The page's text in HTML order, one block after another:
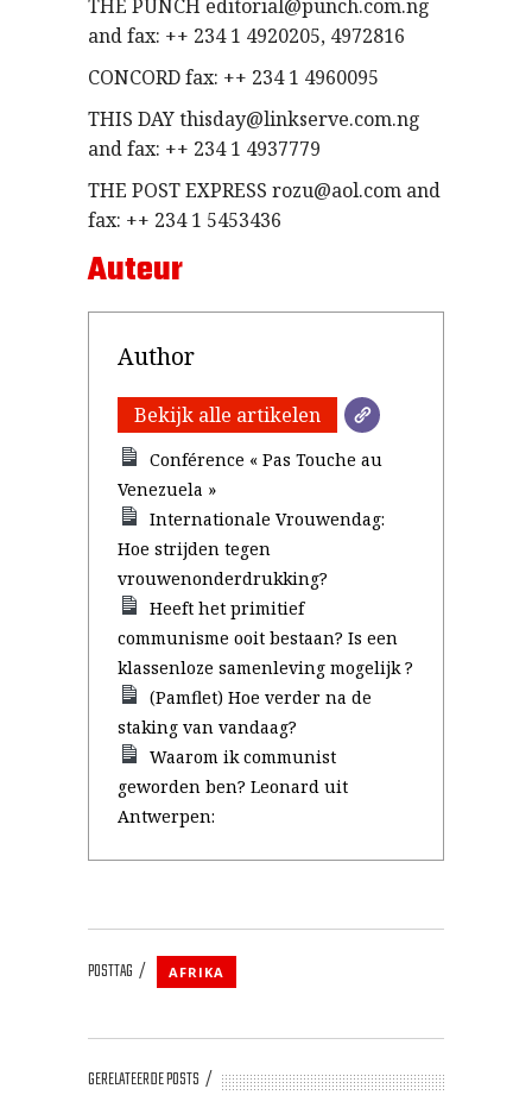
THE PUNCH editorial@punch.com.ng
and fax: ++ 234 1 4920205, 4972816
CONCORD fax: ++ 234 1 4960095
THIS DAY thisday@linkserve.com.ng
and fax: ++ 234 1 4937779
THE POST EXPRESS rozu@aol.com and
fax: ++ 234 1 5453436
Auteur
Author
Bekijk alle artikelen
Conférence « Pas Touche au
Venezuela »
Internationale Vrouwendag:
Hoe strijden tegen
vrouwenonderdrukking?
Heeft het primitief
communisme ooit bestaan? Is een
klassenloze samenleving mogelijk ?
(Pamflet) Hoe verder na de
staking van vandaag?
Waarom ik communist
geworden ben? Leonard uit
Antwerpen:
POSTTAG AFRIKA
GERELATEERDE POSTS